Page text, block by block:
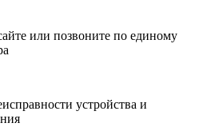
или позвоните по единому
устройства и